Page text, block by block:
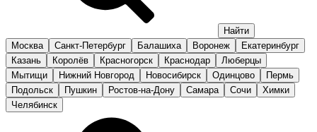
Москва Санкт-Петербург Балашиха Воронеж
Екатеринбург
Казань
Королёв Красногорск Краснодар
Люберцы
Мытищи
Нижний Новгород Новосибирск Одинцово
Пермь
Подольск
Пушкин Ростов-на-Дону Самара Сочи
Химки
Челябинск